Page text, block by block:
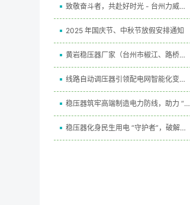
致敬奋斗者，共赴好时光 - 台州力威发布五一劳动节放假通知
2025 年国庆节、中秋节放假安排通知
黄岩稳压器厂家（台州市椒江、路桥、黄岩区稳压器）
线路自动调压器引领配电网智能化变革，破解“最后一公里”电压治理难题
稳压器筑牢高端制造电力防线，助力 “中国精度” 走向世界
稳压器化身民生用电 “守护者”，破解城乡电力 “最后一公里” 难题